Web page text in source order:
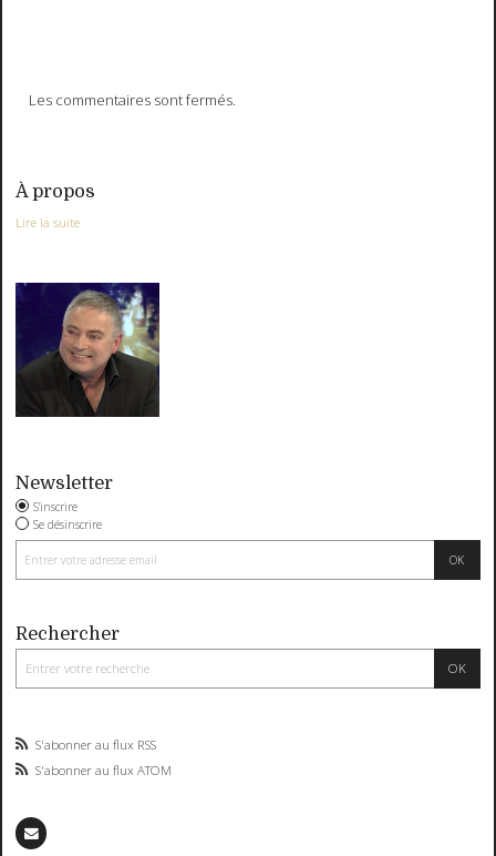
Les commentaires sont fermés.
À propos
Lire la suite
Newsletter
S'inscrire
Se désinscrire
Rechercher
S'abonner au flux RSS
S'abonner au flux ATOM